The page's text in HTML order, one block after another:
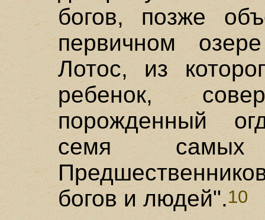
богов, позже
первичном
Лотос, из
ребенок,
порожденный
семя
богов и людей".10